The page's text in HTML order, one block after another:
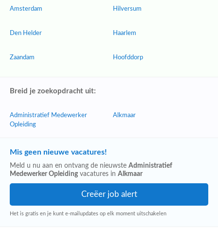
Amsterdam
Den Helder
Zaandam
Hilversum
Haarlem
Hoofddorp
Breid je zoekopdracht uit:
Administratief Medewerker
Opleiding
Alkmaar
Mis geen nieuwe vacatures!
Meld u nu aan en ontvang de nieuwste Administratief
Medewerker Opleidingvacatures in Alkmaar
Het is gratis en je kunt e-mailupdates op elk moment uitschakelen